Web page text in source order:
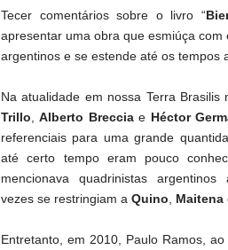
Tecer comentários sobre o livro “
apresentar uma obra que esmiúça
argentinos e se estende até os tempos
Na atualidade em nossa Terra Brasilis
Trillo ,Alberto Brecciae Héctor
referenciais para uma grande
até certo tempo eram pouco
mencionava quadrinistas
vezes se restringiam a Quino Maitena
Entretanto, em 2010, Paulo Ramos ,